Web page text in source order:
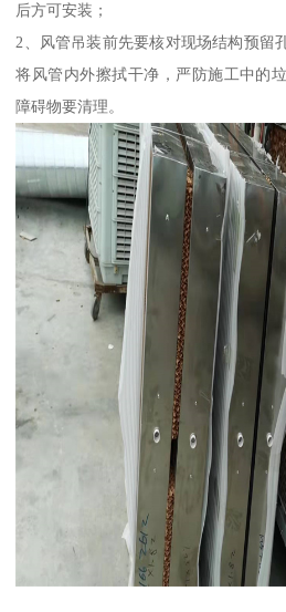
后方可安装；
2、风管吊装前先要核对现场结构预留
将风管内外擦拭干净，严防施工中的
障碍物要清理。